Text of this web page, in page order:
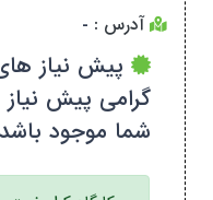
آدرس : -
پیش نیاز
گرامی پیش
شما موجود